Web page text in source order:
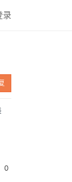
录
0